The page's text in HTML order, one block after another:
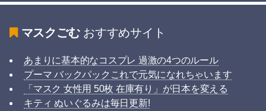
マスクごむおすすめサイト
あまりに基本的なコスプレ 過激の4つのルール
プーマ バックパックこれで元気になれちゃいます
「マスク 女性用 50枚 在庫有り」が日本を変える
キティ ぬいぐるみは毎日更新!